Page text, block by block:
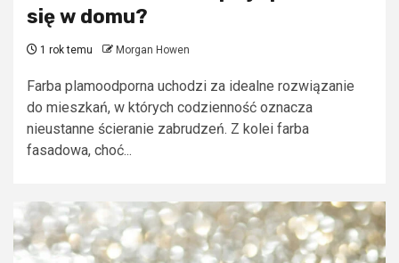
się w domu?
1 rok temu Morgan Howen
Farba plamoodporna uchodzi za idealne rozwiązanie
do mieszkań, w których codzienność oznacza
nieustanne ścieranie zabrudzeń. Z kolei farba
fasadowa, choć...